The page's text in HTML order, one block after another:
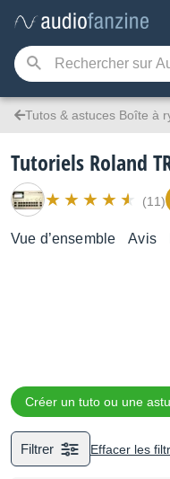
Tutos & astuces Boîte à
Tutoriels Roland
(11)
Vue d’ensemble Avis
Créer un tuto ou une
Filtrer Effacer les